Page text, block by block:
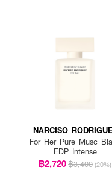
NARCISO
For Her Pure Musc
EDP Intense
฿2,720฿3,400 (20%)